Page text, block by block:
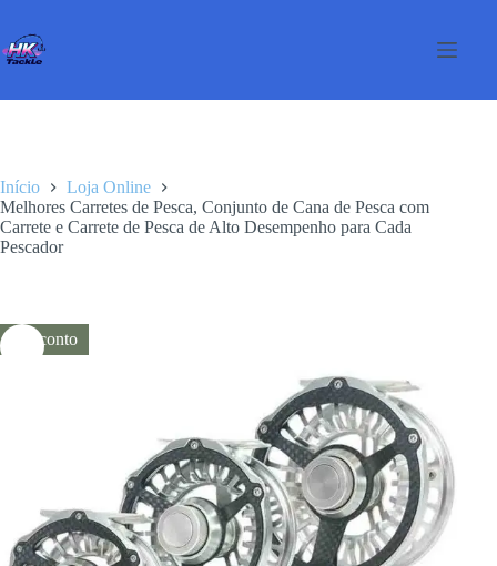
o
conteúdo
Início
Loja Online
Melhores Carretes de Pesca, Conjunto de Cana de Pesca com
Carrete e Carrete de Pesca de Alto Desempenho para Cada
Pescador
Desconto